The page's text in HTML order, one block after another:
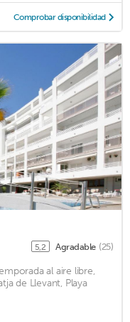
Comprobar disponibilidad
5,2 Agradable (25)
al aire libre,
de Llevant, Playa